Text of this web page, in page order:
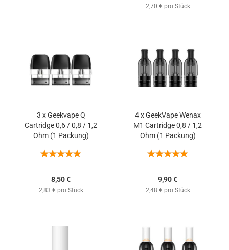
2,70 € pro Stück
3 x Geekvape Q
Cartridge 0,6 / 0,8 / 1,2
Ohm (1 Packung)
8,50 €
2,83 € pro Stück
4 x GeekVape Wenax
M1 Cartridge 0,8 / 1,2
Ohm (1 Packung)
9,90 €
2,48 € pro Stück